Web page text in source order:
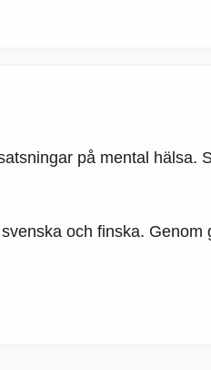
på mental hälsa.
och finska.